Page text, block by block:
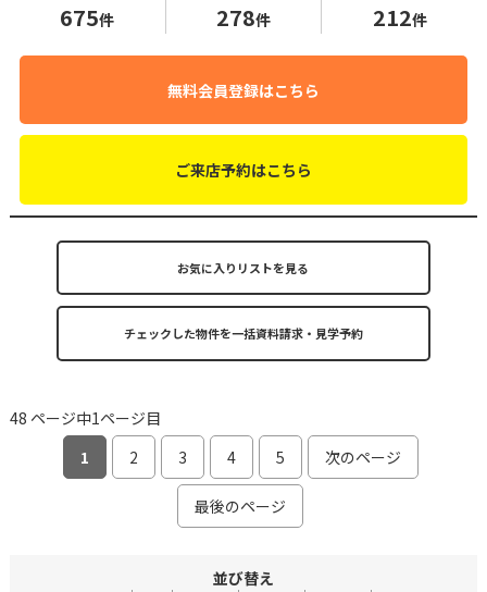
675件 278件 212件
無料会員登録はこちら
ご来店予約はこちら
お気に入りリストを見る
48 ページ中1ページ目
1
2 3 4 5 次のページ
最後のページ
並び替え